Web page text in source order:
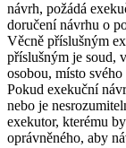
návrh, požádá
doručení návrhu o
Věcně příslušným
příslušným je soud,
osobou, místo
Pokud exekuční
nebo je
exekutor, kterému
oprávněného, aby